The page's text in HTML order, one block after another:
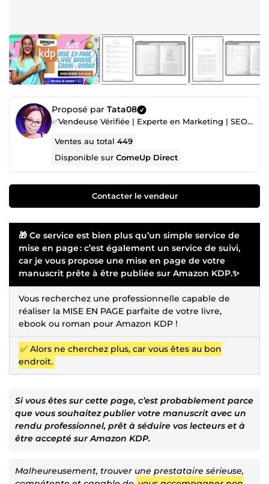
Proposé par Tata08
✅Vendeuse Vérifiée | Experte en Marketing | SEO et Création de Sites Web 📈
Ventes au total449
Disponible surComeUp Direct
Contacter le vendeur
🎁 Ce service est bien plus qu’un simple service de
mise en page : c’est également un service de suivi,
car je vous propose une mise en page de votre
manuscrit prête à être publiée sur Amazon KDP.✨
Vous recherchez une professionnelle capable de
réaliser la MISE EN PAGE parfaite de votre livre,
ebook ou roman pour Amazon KDP !
✅ Alors ne cherchez plus, car vous êtes au bon
endroit.
Si vous êtes sur cette page, c’est probablement parce
que vous souhaitez publier votre manuscrit avec un
rendu professionnel, prêt à séduire vos lecteurs et à
être accepté sur Amazon KDP.
Malheureusement, trouver une prestataire sérieuse,